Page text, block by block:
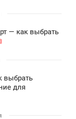
— как выбрать
выбрать
для